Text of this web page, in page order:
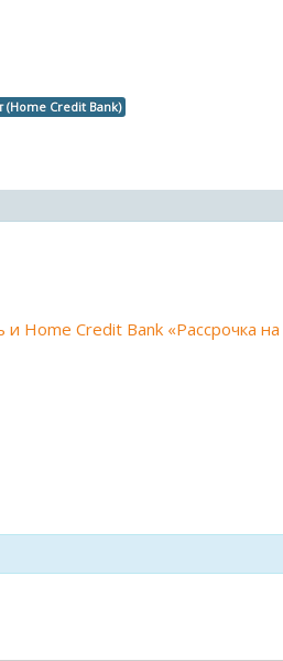
(Home Credit Bank)
Home Credit Bank «Рассрочка